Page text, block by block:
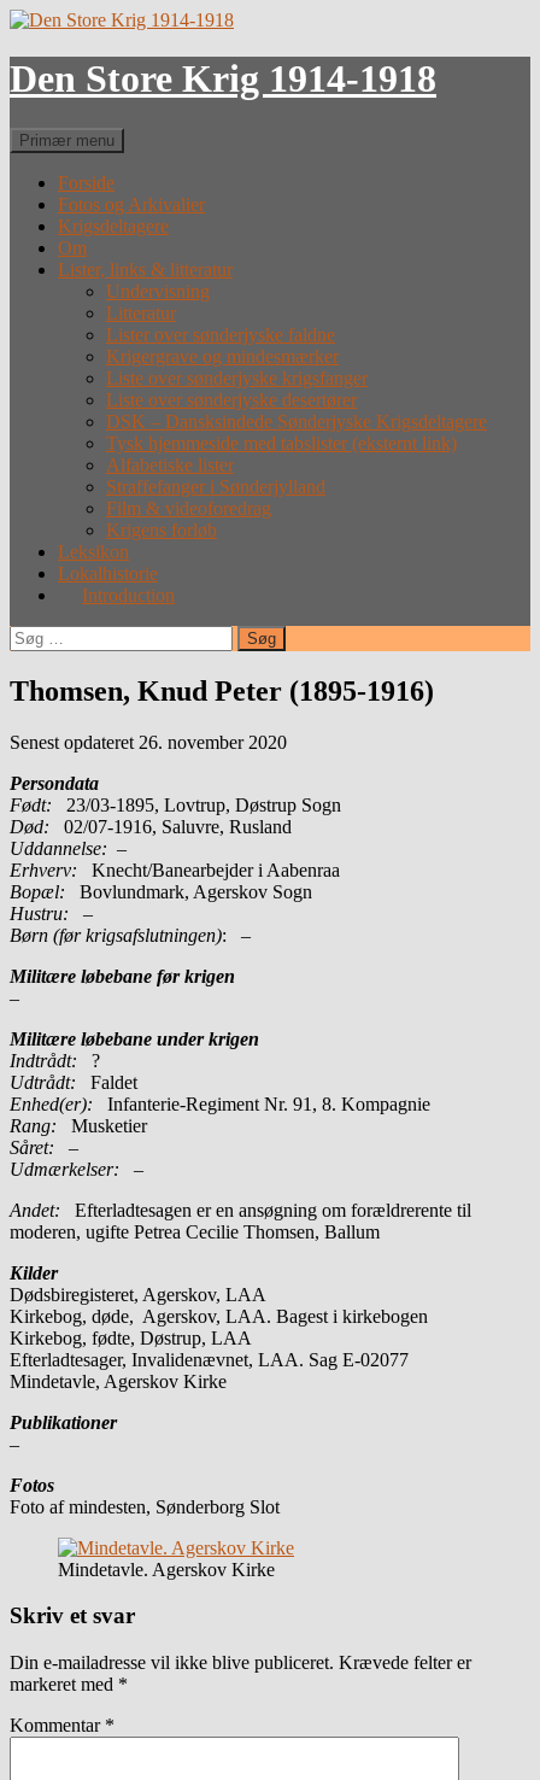
Hop
indhold
Den Store Krig 1914-1918
Søg
Primær menu
Forside
Fotos og Arkivalier
Krigsdeltagere
Om
Lister, links & litteratur
Undervisning
Litteratur
Lister over sønderjyske faldne
Krigergrave og mindesmærker
Liste over sønderjyske krigsfanger
Liste over sønderjyske desertører
DSK – Dansksindede Sønderjyske Krigsdeltagere
Tysk hjemmeside med tabslister (eksternt link)
Alfabetiske lister
Straffefanger i Sønderjylland
Film & videoforedrag
Krigens forløb
Leksikon
Lokalhistorie
Introduction
Søg
efter:
Thomsen, Knud Peter (1895-1916)
Senest opdateret 26. november 2020
Persondata
Født: 23/03-1895, Lovtrup, Døstrup Sogn
Død: 02/07-1916, Saluvre, Rusland
Uddannelse: –
Erhverv: Knecht/Banearbejder i Aabenraa
Bopæl: Bovlundmark, Agerskov Sogn
Hustru: –
Børn (før krigsafslutningen): –
Militære løbebane før krigen
–
Militære løbebane under krigen
Indtrådt: ?
Udtrådt: Faldet
Enhed(er):
Infanterie-Regiment Nr. 91, 8. Kompagnie
Rang:
Musketier
Såret: –
Udmærkelser: –
Andet: Efterladtesagen er en ansøgning om forældrerente til
moderen, ugifte Petrea Cecilie Thomsen, Ballum
Kilder
Dødsbiregisteret, Agerskov, LAA
Kirkebog, døde, Agerskov, LAA. Bagest i kirkebogen
Kirkebog, fødte, Døstrup, LAA
Efterladtesager, Invalidenævnet, LAA. Sag E-02077
Mindetavle, Agerskov Kirke
Publikationer
–
Fotos
Foto af mindesten, Sønderborg Slot
Mindetavle. Agerskov Kirke
Skriv et svar
Din e-mailadresse vil ikke blive publiceret. Krævede felter er
markeret med *
Kommentar *